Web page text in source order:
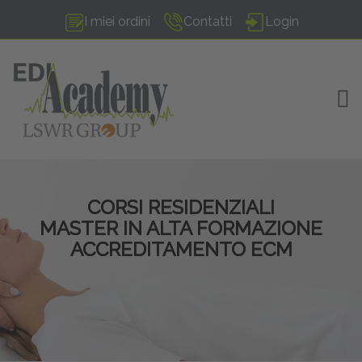
I miei ordini Contatti Login
CORSI RESIDENZIALI
MASTER IN ALTA FORMAZIONE
ACCREDITAMENTO ECM